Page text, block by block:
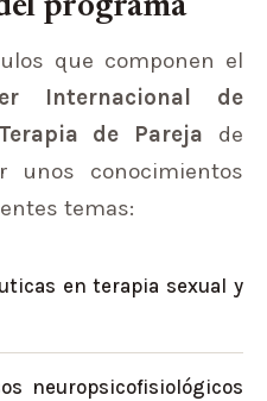
programa
que componen el
Internacional de
de Pareja de
unos conocimientos
temas:
en terapia sexual y
neuropsicofisiológicos